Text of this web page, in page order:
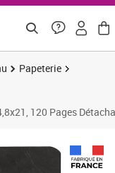
Papeterie
120 Pages